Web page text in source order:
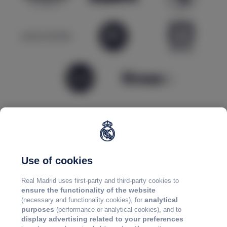
Use of cookies
Real Madrid uses first-party and third-party cookies to
ensure the functionality of the website
(necessary and functionality cookies), foranalytical
purposes (performance or analytical cookies), and to
display advertising related to your preferences